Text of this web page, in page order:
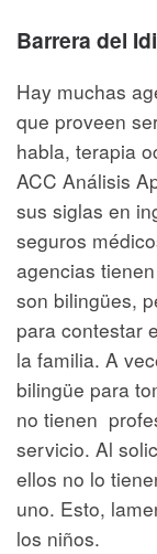
Barrera del
Hay muchas
que proveen
habla, terapia
ACC Análisis
sus siglas en
seguros
agencias
son bilingües,
para contestar
la familia. A
bilingüe para
no tienen
servicio. Al
ellos no lo
uno. Esto,
los niños.